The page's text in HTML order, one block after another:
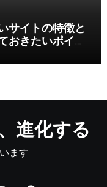
サイトの特徴と
おきたいポイン
進化する
ます